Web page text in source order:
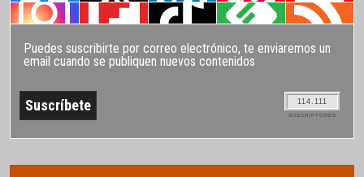
Puedes suscribirte por correo electrónico, te enviaremos un
email cuando se publiquen nuevos contenidos
114.111
SUSCRIPTORES